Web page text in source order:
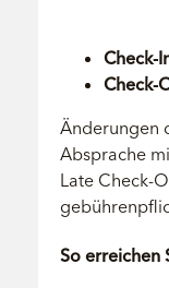
Check-
Check-
Änderungen
Absprache
Late Check-
So erreichen